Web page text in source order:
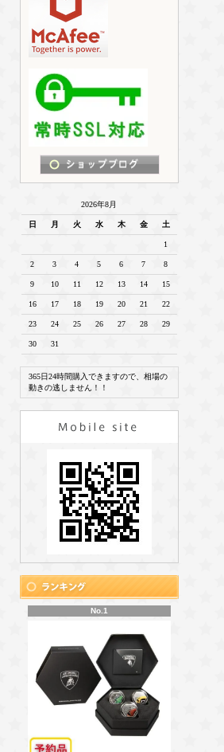
2026年8月
日 月 火 水 木 金 土
1
2 3 4 5 6 7 8
9 10 11 12 13 14 15
16 17 18 19 20 21 22
23 24 25 26 27 28 29
30 31
365日24時間購入できますので、相場の
動きの逃しません！！
No.1